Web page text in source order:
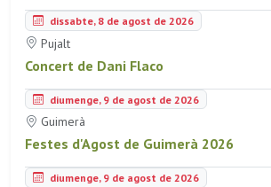
dissabte, 8 de agost de 2026
Pujalt
Concert de Dani Flaco
diumenge, 9 de agost de 2026
Guimerà
Festes d'Agost de Guimerà 2026
diumenge, 9 de agost de 2026